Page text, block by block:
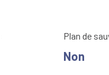
Plan de
Non